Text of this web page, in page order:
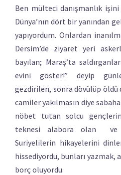
Ben mülteci danışmanlık
Dünya’nın dört bir yanından
yapıyordum. Onlardan
Dersim’de ziyaret yeri
bayılan; Maraş’ta
evini göster!” deyip
gezdirilen, sonra dövülüp öldü
camiler yakılmasın diye
nöbet tutan solcu
teknesi alabora olan ve
Suriyelilerin hikayelerini
hissediyordu, bunları yazmak,
borç oluyordu.